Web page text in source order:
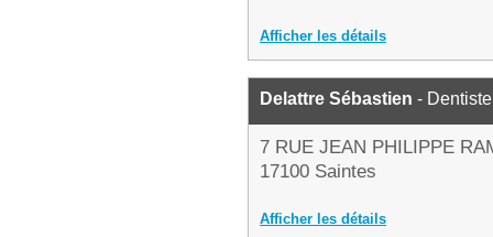
Afficher les détails
Delattre Sébastien - Dentiste
7 RUE JEAN PHILIPPE
17100 Saintes
Afficher les détails